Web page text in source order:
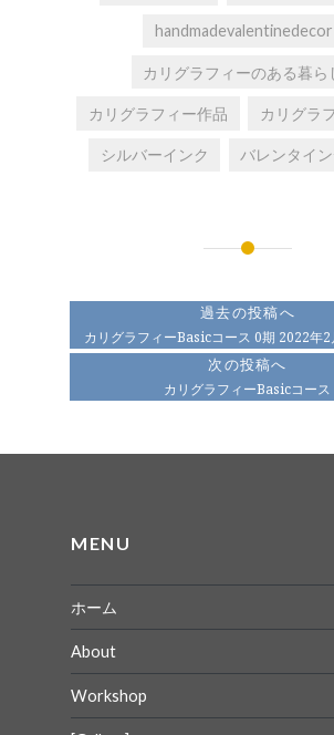
handmadevalentinedecor
カリグラフィーのある暮ら
カリグラフィー作品 カリグラ
シルバーインク バレンタイ
ー
過去の投稿へ
カリグラフィーBasicコース 0期 2022年2
次の投稿へ
カリグラフィーBasicコース
MENU
ホーム
About
Workshop